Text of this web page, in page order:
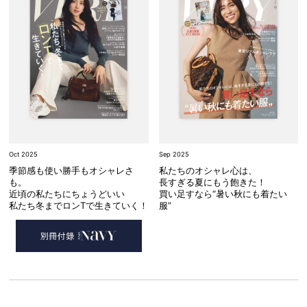
Oct 2025
季節感も使い勝手もオシャレさ
も。
近頃の私たちにちょうどいい
私たち冬までロンTで生きていく！
Sep 2025
私たちのオシャレ心は、
長すぎる夏にもう飽きた！
買い足すなら“暑い秋にも着たい
服”